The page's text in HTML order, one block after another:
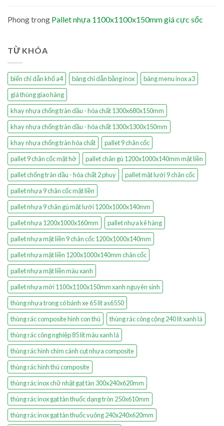
Phongtrong Pallet nhựa 1100x1100x150mm giá cực sốc
TỪ KHÓA
biển chỉ dẫn khổ a4 bảng chỉ dẫn bằng inox
bảng menu inox a3
giá thùng giao hàng
khay nhựa chống tràn dầu - hóa chất 1300x680x150mm
khay nhựa chống tràn dầu - hóa chất 1300x1300x150mm
khay nhựa chống tràn hóa chất
pallet 9 chân cốc
pallet 9 chân cốc mặt hở
pallet chân gù 1200x1000x140mm mặt liền
pallet chống tràn dầu - hóa chất 2 phuy
pallet mặt lưới 9 chân cốc
pallet nhựa 9 chân cốc mặt liền
pallet nhựa 9 chân gù mặt lưới 1200x1000x140mm
pallet nhựa 1200x1000x160mm
pallet nhựa kê hàng
pallet nhựa mặt liền 9 chân cốc 1200x1000x140mm
pallet nhựa mặt liền 1200x1000x140mm chân cốc
pallet nhựa mặt liền màu xanh
pallet nhựa mới 1100x1100x150mm xanh nguyên sinh
thùng nhựa trong có bánh xe 65 lít as6550
thùng rác composite hình con thú
thùng rác công cộng 240 lít xanh lá
thùng rác công nghiệp 85 lít màu xanh lá
thùng rác hình chim cánh cụt nhựa composite
thùng rác hình thú composite
thùng rác inox chữ nhật gạt tàn 300x240x620mm
thùng rác inox gạt tàn thuốc dạng tròn 250x610mm
thùng rác inox gạt tàn thuốc vuông 240x240x620mm